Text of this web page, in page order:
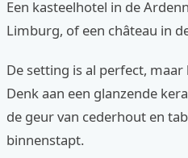
Een kasteelhotel in de
Limburg, of een château in
De setting is al perfect,
Denk aan een glanzende
de geur van cederhout en
binnenstapt.